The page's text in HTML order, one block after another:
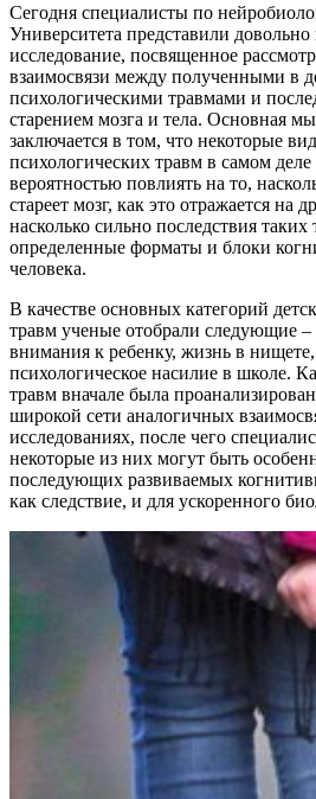
Сегодня специалисты по
Университета представили
исследование, посвященное
взаимосвязи между полученными в
психологическими травмами и
старением мозга и тела. Основная
заключается в том, что некоторые
психологических травм в самом
вероятностью повлиять на то,
стареет мозг, как это отражается на
насколько сильно последствия
определенные форматы и блоки
человека.
В качестве основных категорий
травм ученые отобрали следующие –
внимания к ребенку, жизнь в
психологическое насилие в школе.
травм вначале была
широкой сети аналогичных
исследованиях, после чего
некоторые из них могут быть
последующих развиваемых
как следствие, и для ускоренного